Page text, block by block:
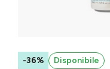
-36% Disponibile